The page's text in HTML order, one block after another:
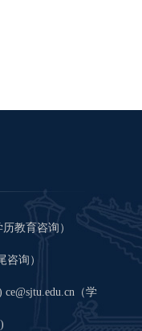
教育咨询）
咨询）
（学